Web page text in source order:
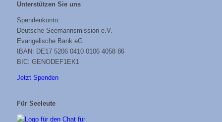
Unterstützen Sie uns
Spendenkonto:
Deutsche Seemannsmission e.V.
Evangelische Bank eG
IBAN: DE17 5206 0410 0106 4058 86
BIC: GENODEF1EK1
Jetzt Spenden
Für Seeleute